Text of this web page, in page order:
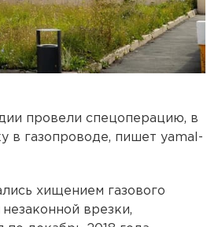
провели спецоперацию, в
в газопроводе, пишет yamal-
хищением газового
врезки,